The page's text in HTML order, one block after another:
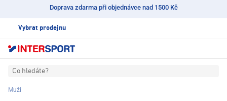
Doprava zdarma při objednávce nad 1500 Kč
Vybrat prodejnu
Co hledáte?
Muži